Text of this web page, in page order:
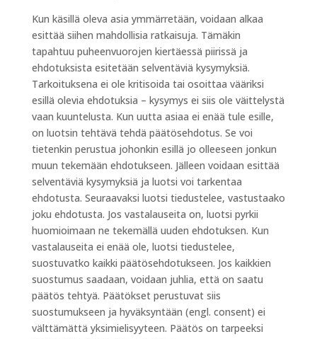
Kun käsillä oleva asia ymmärretään, voidaan alkaa
esittää siihen mahdollisia ratkaisuja. Tämäkin
tapahtuu puheenvuorojen kiertäessä piirissä ja
ehdotuksista esitetään selventäviä kysymyksiä.
Tarkoituksena ei ole kritisoida tai osoittaa vääriksi
esillä olevia ehdotuksia – kysymys ei siis ole väittelystä
vaan kuuntelusta. Kun uutta asiaa ei enää tule esille,
on luotsin tehtävä tehdä päätösehdotus. Se voi
tietenkin perustua johonkin esillä jo olleeseen jonkun
muun tekemään ehdotukseen. Jälleen voidaan esittää
selventäviä kysymyksiä ja luotsi voi tarkentaa
ehdotusta. Seuraavaksi luotsi tiedustelee, vastustaako
joku ehdotusta. Jos vastalauseita on, luotsi pyrkii
huomioimaan ne tekemällä uuden ehdotuksen. Kun
vastalauseita ei enää ole, luotsi tiedustelee,
suostuvatko kaikki päätösehdotukseen. Jos kaikkien
suostumus saadaan, voidaan juhlia, että on saatu
päätös tehtyä. Päätökset perustuvat siis
suostumukseen ja hyväksyntään (engl. consent) ei
välttämättä yksimielisyyteen. Päätös on tarpeeksi